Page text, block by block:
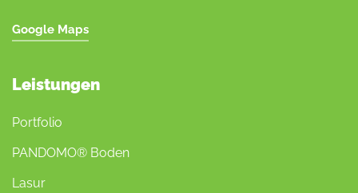
Google Maps
Leistungen
Portfolio
PANDOMO® Boden
Lasur